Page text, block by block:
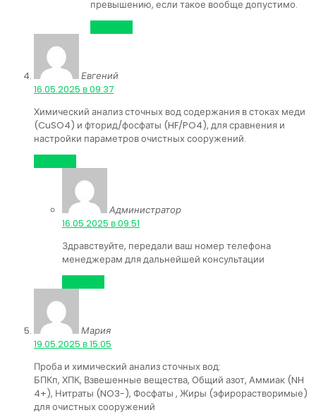
превышению, если такое вообще допустимо.
Евгений
16.05.2025 в 09:37
Химический анализ сточных вод содержания в стоках меди
(CuSO4) и фторид/фосфаты (HF/PO4), для сравнения и
настройки параметров очистных сооружений.
Администратор
16.05.2025 в 09:51
Здравствуйте, передали ваш номер телефона
менеджерам для дальнейшей консультации
Мария
19.05.2025 в 15:05
Проба и химический анализ сточных вод:
БПКп, ХПК, Взвешенные вещества, Общий азот, Аммиак (NH
4+), Нитраты (NO3-), Фосфаты , Жиры (эфирорастворимые)
для очистных сооружений